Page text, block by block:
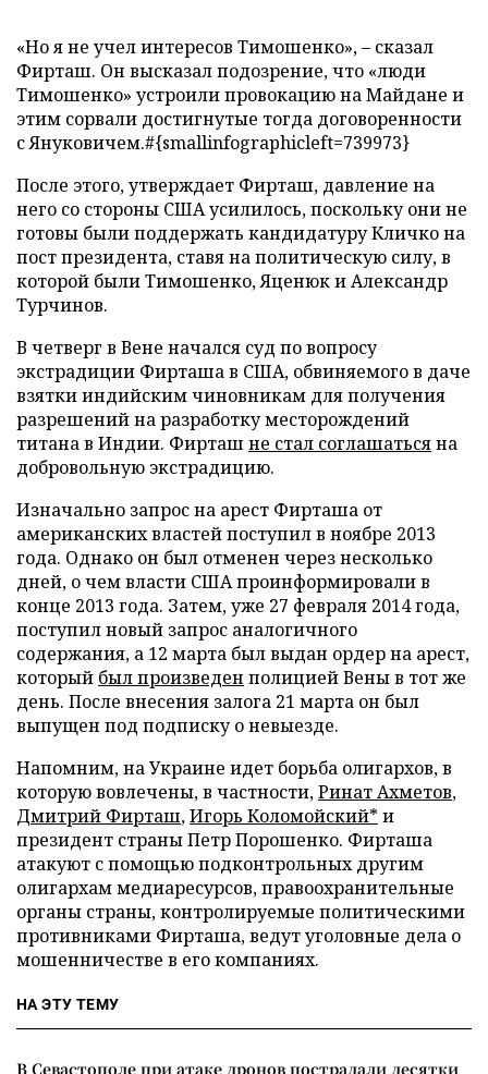
«Но я не учел интересов Тимошенко», – сказал
Фирташ. Он высказал подозрение, что «люди
Тимошенко» устроили провокацию на Майдане и
этим сорвали достигнутые тогда договоренности
с Януковичем.#{smallinfographicleft=739973}
После этого, утверждает Фирташ, давление на
него со стороны США усилилось, поскольку они не
готовы были поддержать кандидатуру Кличко на
пост президента, ставя на политическую силу, в
которой были Тимошенко, Яценюк и Александр
Турчинов.
В четверг в Вене начался суд по вопросу
экстрадиции Фирташа в США, обвиняемого в даче
взятки индийским чиновникам для получения
разрешений на разработку месторождений
титана в Индии. Фирташ не стал соглашатьсяна
добровольную экстрадицию.
Изначально запрос на арест Фирташа от
американских властей поступил в ноябре 2013
года. Однако он был отменен через несколько
дней, о чем власти США проинформировали в
конце 2013 года. Затем, уже 27 февраля 2014 года,
поступил новый запрос аналогичного
содержания, а 12 марта был выдан ордер на арест,
который был произведен полицией Вены в тот же
день. После внесения залога 21 марта он был
выпущен под подписку о невыезде.
Напомним, на Украине идет борьба олигархов, в
которую вовлечены, в частности,Ринат Ахметов,
Дмитрий Фирташ,Игорь Коломойский* и
президент страны Петр Порошенко. Фирташа
атакуют с помощью подконтрольных другим
олигархам медиаресурсов, правоохранительные
органы страны, контролируемые политическими
противниками Фирташа, ведут уголовные дела о
мошенничестве в его компаниях.
НА ЭТУ ТЕМУ
В Севастополе при атаке дронов пострадали десятки